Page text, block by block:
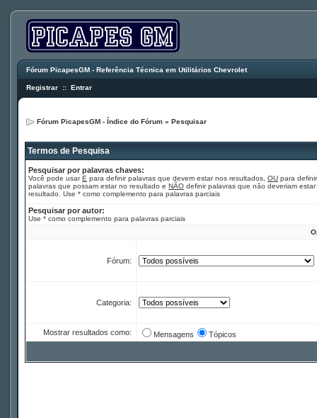
Fórum PicapesGM - Referência Técnica em Utilitários Chevrolet
Registrar :: Entrar
Fórum PicapesGM - Índice do Fórum » Pesquisar
Termos de Pesquisa
Pesquisar por palavras chaves:
Você pode usarE para definir palavras que devem estar nos resultados, OU para definir
palavras que possam estar no resultado e NÃO definir palavras que não deveriam
resultado. Use * como complemento para palavras parciais
Pesquisar por autor:
Use * como complemento para palavras parciais
Fórum:
Categoria:
Mostrar resultados como: Mensagens Tópicos